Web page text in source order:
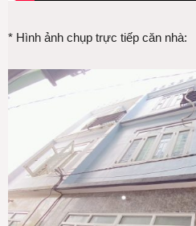
* Hình ảnh chụp trực tiếp căn nhà: